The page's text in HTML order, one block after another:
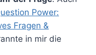
Power:
Fragen &
in mir die